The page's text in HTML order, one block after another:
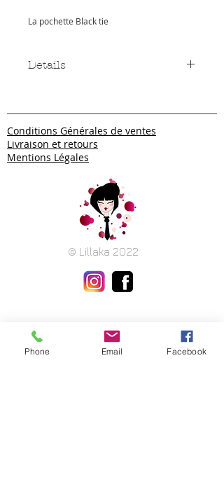
La pochette Black tie
Details
Fermeture éclair.
Dimensions : 20x15 cm
Conditions Générales de ventes
Livraison et retours
Mentions Légales
© Lillaka 2022
Phone Email Facebook